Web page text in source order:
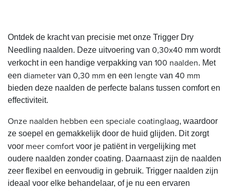
Ontdek de kracht van precisie met onze Trigger Dry
Needling naalden. Deze uitvoering van 0,30x40 mm wordt
verkocht in een handige verpakking van 100 naalden. Met
een diameter van 0,30 mm en een lengte van 40 mm
bieden deze naalden de perfecte balans tussen comfort en
effectiviteit.
Onze naalden hebben een speciale coatinglaag, waardoor
ze soepel en gemakkelijk door de huid glijden. Dit zorgt
voor meer comfort voor je patiënt in vergelijking met
oudere naalden zonder coating. Daarnaast zijn de naalden
zeer flexibel en eenvoudig in gebruik. Trigger naalden zijn
ideaal voor elke behandelaar, of je nu een ervaren